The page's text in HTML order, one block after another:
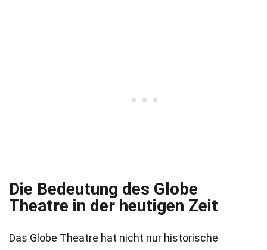
Die Bedeutung des Globe
Theatre in der heutigen Zeit
Das Globe Theatre hat nicht nur historische